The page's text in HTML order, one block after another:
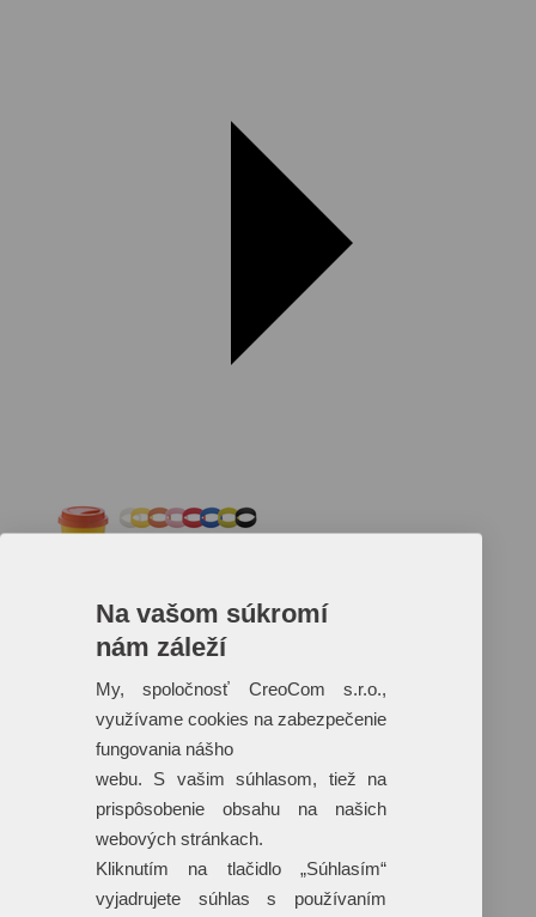
Reklamné predmety s plnofarebnou
potlačou
Dáždniky
Tašky
Hračky
Klobúky
Na vašom súkromí
nám záleží
My, spoločnosť CreoCom s.r.o.,
využívame cookies na zabezpečenie
fungovania nášho
webu. S vašim súhlasom, tiež na
prispôsobenie obsahu na našich
webových stránkach.
Kliknutím na tlačidlo „Súhlasím“
vyjadrujete súhlas s používaním